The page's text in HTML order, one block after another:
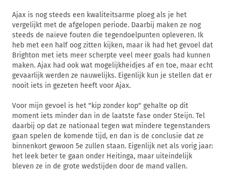
Ajax is nog steeds een kwaliteitsarme ploeg als je het
vergelijkt met de afgelopen periode. Daarbij maken ze nog
steeds de naïeve fouten die tegendoelpunten opleveren. Ik
heb met een half oog zitten kijken, maar ik had het gevoel dat
Brighton met iets meer scherpte veel meer goals had kunnen
maken. Ajax had ook wat mogelijkheidjes af en toe, maar echt
gevaarlijk werden ze nauwelijks. Eigenlijk kun je stellen dat er
nooit iets in gezeten heeft voor Ajax.
Voor mijn gevoel is het "kip zonder kop" gehalte op dit
moment iets minder dan in de laatste fase onder Steijn. Tel
daarbij op dat ze nationaal tegen wat mindere tegenstanders
gaan spelen de komende tijd, en dan is de conclusie dat ze
binnenkort gewoon 5e zullen staan. Eigenlijk net als vorig jaar:
het leek beter te gaan onder Heitinga, maar uiteindelijk
bleven ze in de grote wedstijden door de mand vallen.